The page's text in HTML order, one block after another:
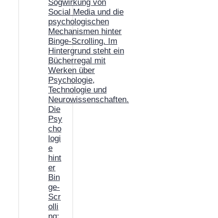
Die
Psy
cho
logi
e
hint
er
Bin
ge-
Scr
olli
ng: